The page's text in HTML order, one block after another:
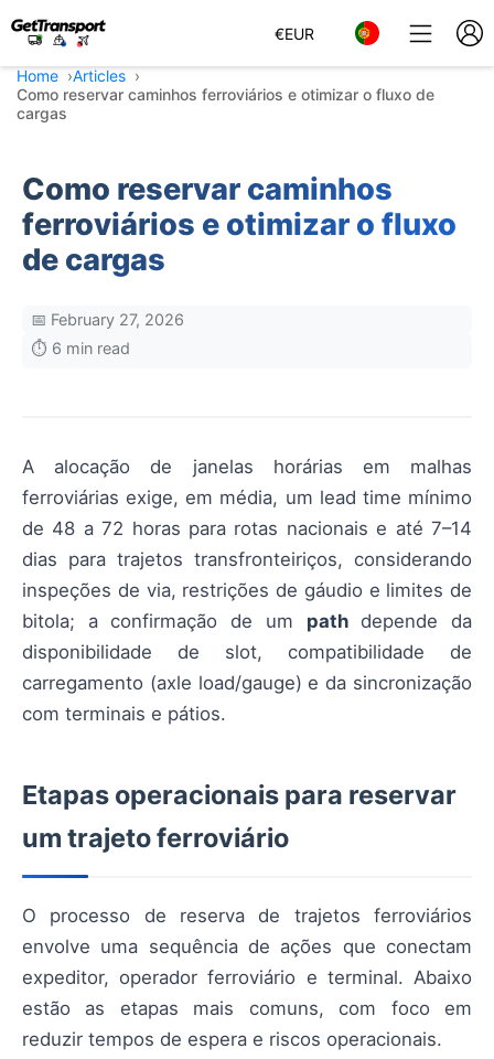
€EUR
Home
Articles
Como reservar caminhos ferroviários e otimizar o fluxo de
cargas
Como reservar caminhos
ferroviários e otimizar o fluxo
de cargas
📅 February 27, 2026
⏱️ 6 min read
A alocação de janelas horárias em malhas
ferroviárias exige, em média, um lead time mínimo
de 48 a 72 horas para rotas nacionais e até 7–14
dias para trajetos transfronteiriços, considerando
inspeções de via, restrições de gáudio e limites de
bitola; a confirmação de um pathdepende da
disponibilidade de slot, compatibilidade de
carregamento (axle load/gauge) e da sincronização
com terminais e pátios.
Etapas operacionais para reservar
um trajeto ferroviário
O processo de reserva de trajetos ferroviários
envolve uma sequência de ações que conectam
expeditor, operador ferroviário e terminal. Abaixo
estão as etapas mais comuns, com foco em
reduzir tempos de espera e riscos operacionais.